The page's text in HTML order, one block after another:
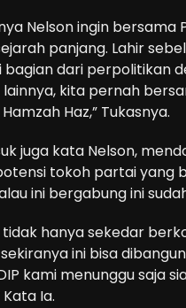
Nelson ingin bersama
panjang. Lahir
bagian dari perpolitikan
lainnya, kita pernah
Haz,” Tukasnya.
juga kata Nelson,
tokoh partai yang
ini bergabung ini
hanya sekedar
ini bisa
kami menunggu saja
Kata Ia.